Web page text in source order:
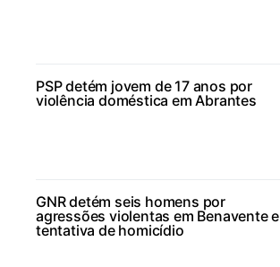
PSP detém jovem de 17 anos por
violência doméstica em Abrantes
GNR detém seis homens por
agressões violentas em Benavente e
tentativa de homicídio